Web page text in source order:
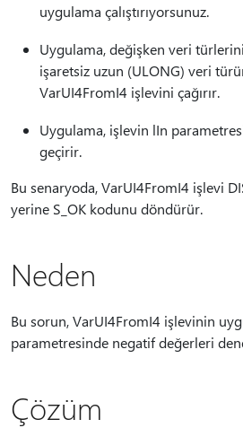
uygulama çalıştırıyorsunuz.
Uygulama, değişken veri
işaretsiz uzun (ULONG) veri
VarUI4FromI4 işlevini çağırır.
Uygulama, işlevin lIn
geçirir.
Bu senaryoda, VarUI4FromI4 işlevi
yerine S_OK kodunu döndürür.
Neden
Bu sorun, VarUI4FromI4 işlevinin
parametresinde negatif değerleri
Çözüm